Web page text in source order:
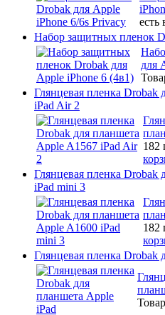
есть
Набор защитных пленок
для
Глянцевая пленка Drobak
iPad Air 2
182
Глянцевая пленка Drobak
iPad mini 3
182
Глянцевая пленка Drobak